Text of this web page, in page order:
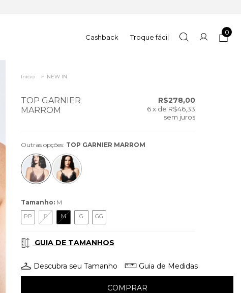
Cashback Troque fácil
0
Início > NEW IN
TOP GARNIER
MARROM
R$278,00
6 x de R$46,33
sem juros
Outras opções: TOP GARNIER MARROM
Tamanho: M
PP P M G GG
GUIA DE TAMANHOS
Descubra seu Tamanho Guia de Medidas